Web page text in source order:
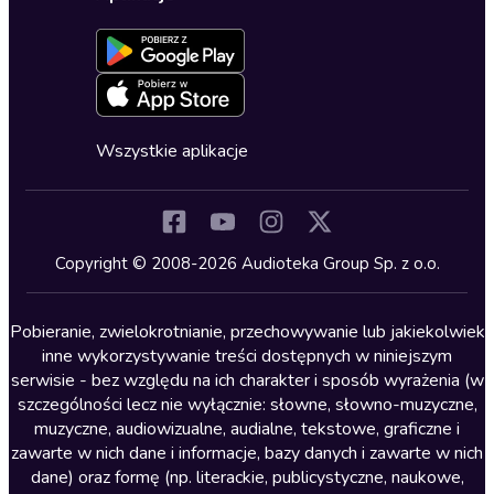
Dla młodzieży
Kryminały
Lektury szkolne
Literatura anglojęzyczna
Literatura faktu
Literatura obyczajowa
Literatura piękna obca
Literatura piękna polska
Formularz zgłaszania nielegalnych treści
Deklaracja dostępności
Oferta dla firm i bibliotek
Dołącz do newslettera
Blog
Zapowiedzi
Cykle audiobooków
Wszystkie aplikacje
Copyright © 2008-2026 Audioteka Group Sp. z o.o.
Pobieranie, zwielokrotnianie, przechowywanie lub jakiekolwiek
inne wykorzystywanie treści dostępnych w niniejszym
serwisie - bez względu na ich charakter i sposób wyrażenia (w
szczególności lecz nie wyłącznie: słowne, słowno-muzyczne,
muzyczne, audiowizualne, audialne, tekstowe, graficzne i
zawarte w nich dane i informacje, bazy danych i zawarte w nich
dane) oraz formę (np. literackie, publicystyczne, naukowe,